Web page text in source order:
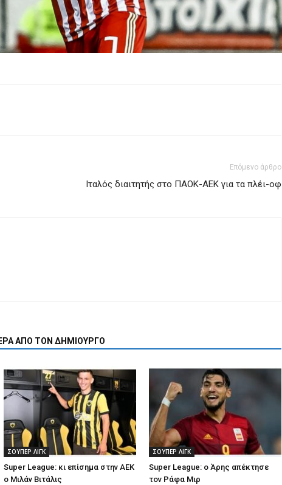
Επόμενο άρθρο
Ιταλός διαιτητής στο ΠΑΟΚ-ΑΕΚ για τα πλέι-οφ
ΑΠΟ ΤΟΝ ΔΗΜΙΟΥΡΓΟ
ΣΟΥΠΕΡ ΛΙΓΚ
Super League: κι επίσημα στην ΑΕΚ
ο Μιλάν Βιτάλις
ΣΟΥΠΕΡ ΛΙΓΚ
Super League: ο Άρης απέκτησε
τον Ράφα Μιρ